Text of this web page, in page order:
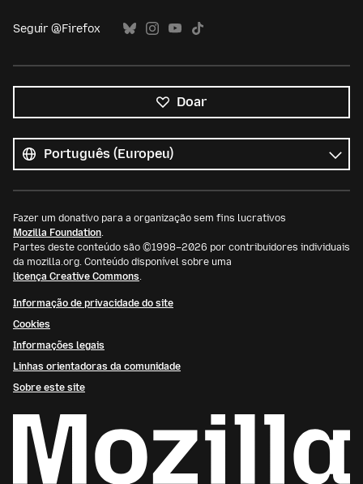
Seguir @Firefox
Doar
os
idiomas
Idioma
Fazer um donativo para a organização sem fins lucrativos
Mozilla Foundation.
Partes deste conteúdo são ©1998–2026 por contribuidores individuais
da mozilla.org. Conteúdo disponível sobre uma
licença Creative Commons.
Informação de privacidade do site
Cookies
Informações legais
Linhas orientadoras da comunidade
Sobre este site